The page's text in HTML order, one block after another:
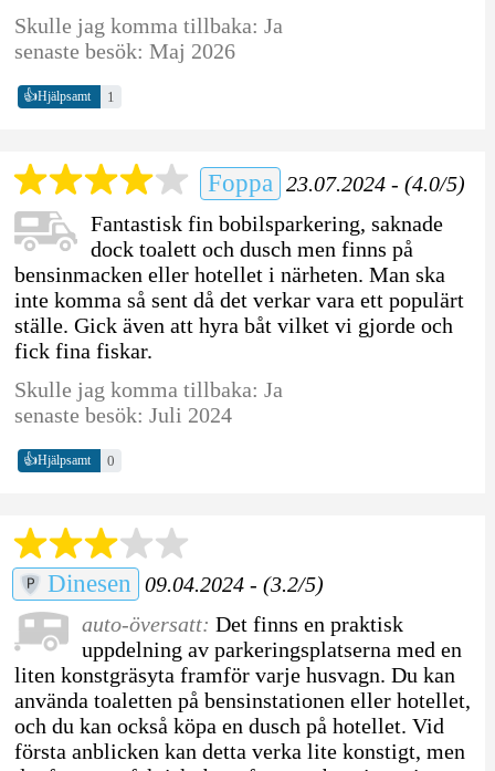
Skulle jag komma tillbaka: Ja
senaste besök: Maj 2026
👍Hjälpsamt 1
Foppa 23.07.2024 - (4.0/5)
Fantastisk fin bobilsparkering, saknade
dock toalett och dusch men finns på
bensinmacken eller hotellet i närheten. Man ska
inte komma så sent då det verkar vara ett populärt
ställe. Gick även att hyra båt vilket vi gjorde och
fick fina fiskar.
Skulle jag komma tillbaka: Ja
senaste besök: Juli 2024
👍Hjälpsamt 0
Dinesen
09.04.2024 - (3.2/5)
auto-översatt: Det finns en praktisk
uppdelning av parkeringsplatserna med en
liten konstgräsyta framför varje husvagn. Du kan
använda toaletten på bensinstationen eller hotellet,
och du kan också köpa en dusch på hotellet. Vid
första anblicken kan detta verka lite konstigt, men